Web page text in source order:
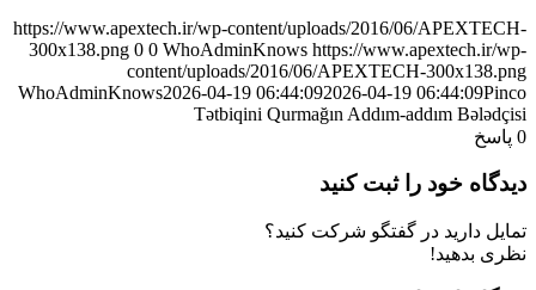
https://www.apextech.ir/wp-content/uploads/2016/06/APEXTECH-
300x138.png 0 0 WhoAdminKnows https://www.apextech.ir/wp-
content/uploads/2016/06/APEXTECH-300x138.png
WhoAdminKnows2026-04-19 06:44:092026-04-19 06:44:09Pinco
Tətbiqini Qurmağın Addım-addım Bələdçisi
0 پاسخ
دیدگاه خود را ثبت کنید
تمایل دارید در گفتگو شرکت کنید؟
نظری بدهید!